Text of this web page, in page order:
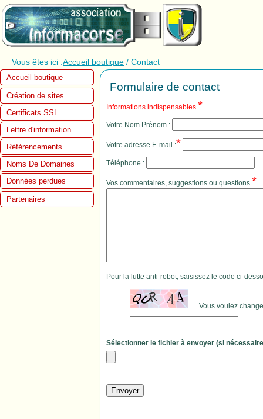
Vous êtes ici :Accueil boutique / Contact
Accueil boutique
Création de sites
Certificats SSL
Lettre d'information
Référencements
Noms De Domaines
Données perdues
Partenaires
Formulaire de contact
Informations indispensables *
Votre Nom Prénom :
Votre adresse E-mail :*
Téléphone :
Vos commentaires, suggestions ou questions *
Pour la lutte anti-robot, saisissez le code ci-
Vous voulez
Sélectionner le fichier à envoyer (si
Envoyer